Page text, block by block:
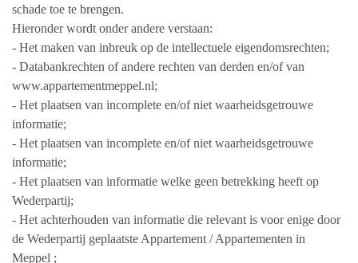
schade toe te brengen.
Hieronder wordt onder andere verstaan:
- Het maken van inbreuk op de intellectuele eigendomsrechten;
- Databankrechten of andere rechten van derden en/of van
www.appartementmeppel.nl;
- Het plaatsen van incomplete en/of niet waarheidsgetrouwe
informatie;
- Het plaatsen van incomplete en/of niet waarheidsgetrouwe
informatie;
- Het plaatsen van informatie welke geen betrekking heeft op
Wederpartij;
- Het achterhouden van informatie die relevant is voor enige door
de Wederpartij geplaatste Appartement / Appartementen in
Meppel ;